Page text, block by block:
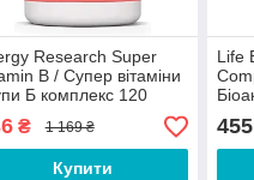
Research Super
B / Супер вітаміни
Б комплекс 120
Термін 11/2026
₴ 1 169 ₴
Купити
Life
455